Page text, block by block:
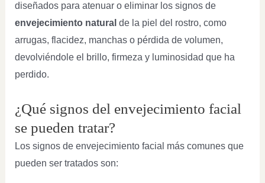
diseñados para atenuar o eliminar los signos de
envejecimiento natural de la piel del rostro, como
arrugas, flacidez, manchas o pérdida de volumen,
devolviéndole el brillo, firmeza y luminosidad que ha
perdido.
¿Qué signos del envejecimiento facial
se pueden tratar?
Los signos de envejecimiento facial más comunes que
pueden ser tratados son: